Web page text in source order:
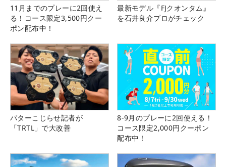
11月までのプレーに2回使え
る！コース限定3,500円クー
ポン配布中！
最新モデル『FJクオンタム』
を石井良介プロがチェック
パターこじらせ記者が
「TRTL」で大改善
8-9月のプレーに2回使える！
コース限定2,000円クーポン
配布中！